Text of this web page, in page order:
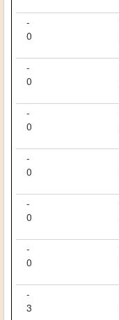
-
0
-
0
-
0
-
0
-
0
-
0
-
3